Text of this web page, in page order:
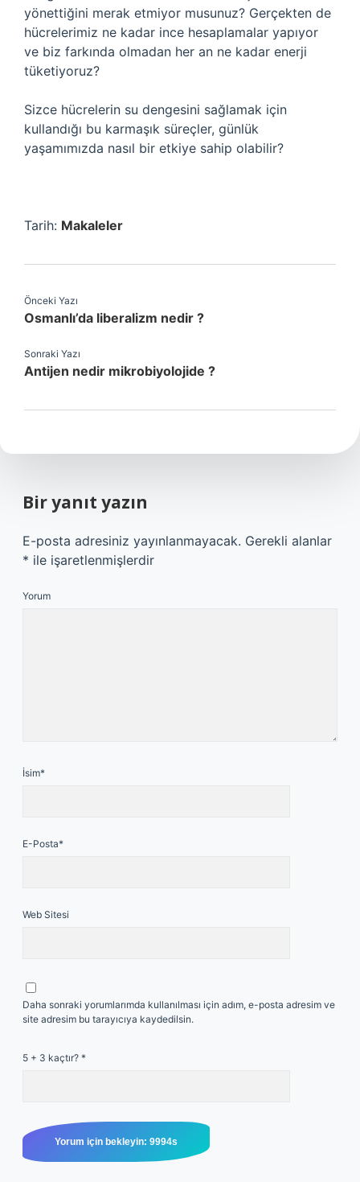
yönettiğini merak etmiyor musunuz? Gerçekten de
hücrelerimiz ne kadar ince hesaplamalar yapıyor
ve biz farkında olmadan her an ne kadar enerji
tüketiyoruz?
Sizce hücrelerin su dengesini sağlamak için
kullandığı bu karmaşık süreçler, günlük
yaşamımızda nasıl bir etkiye sahip olabilir?
Tarih: Makaleler
Önceki Yazı
Osmanlı’da liberalizm nedir ?
Sonraki Yazı
Antijen nedir mikrobiyolojide ?
Bir yanıt yazın
E-posta adresiniz yayınlanmayacak. Gerekli alanlar
* ile işaretlenmişlerdir
Yorum
İsim*
E-Posta*
Web Sitesi
Daha sonraki yorumlarımda kullanılması için adım, e-posta adresim ve
site adresim bu tarayıcıya kaydedilsin.
5 + 3 kaçtır? *